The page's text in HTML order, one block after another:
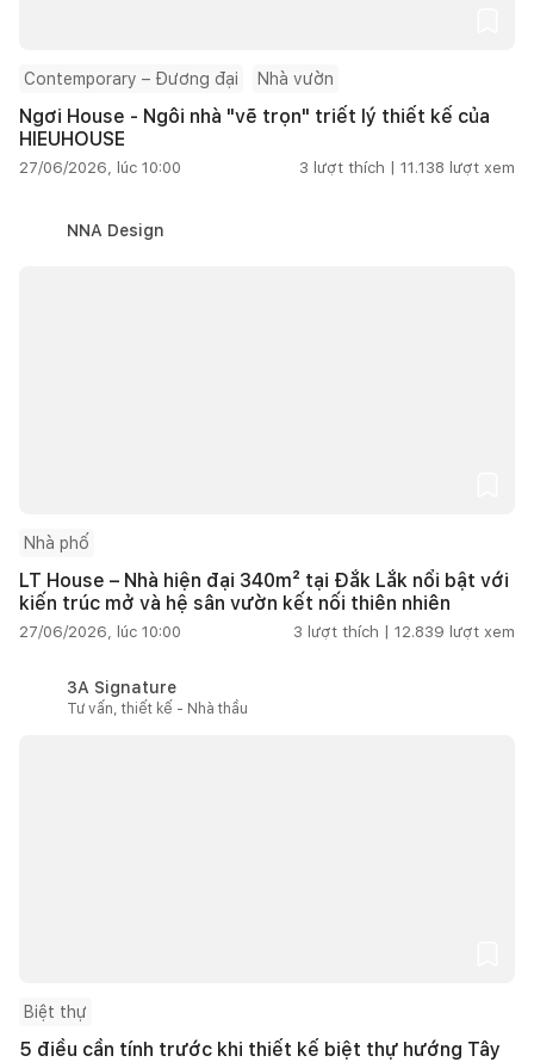
Contemporary – Đương đại Nhà vườn
Ngơi House - Ngôi nhà "vẽ trọn" triết lý thiết kế của
HIEUHOUSE
27/06/2026, lúc 10:00 3 lượt thích | 11.138 lượt xem
NNA Design
Nhà phố
LT House – Nhà hiện đại 340m² tại Đắk Lắk nổi bật với
kiến trúc mở và hệ sân vườn kết nối thiên nhiên
27/06/2026, lúc 10:00 3 lượt thích | 12.839 lượt xem
3A Signature
Tư vấn, thiết kế - Nhà thầu
Biệt thự
5 điều cần tính trước khi thiết kế biệt thự hướng Tây